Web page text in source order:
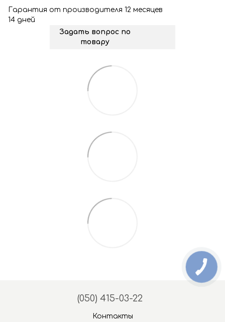
Гарантия от производителя 12 месяцев
14 дней
Задать вопрос по
товару
(050) 415-03-22
Контакты